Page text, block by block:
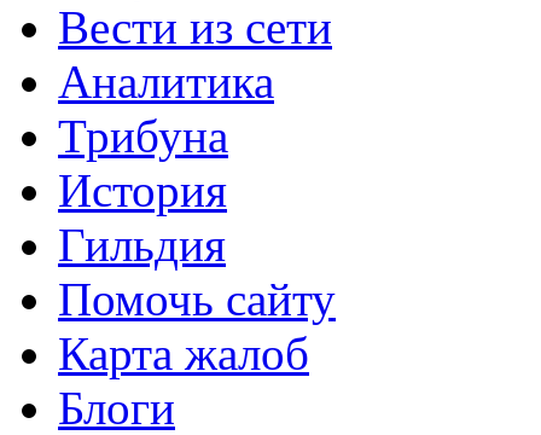
Вести из сети
Аналитика
Трибуна
История
Гильдия
Помочь сайту
Карта жалоб
Блоги